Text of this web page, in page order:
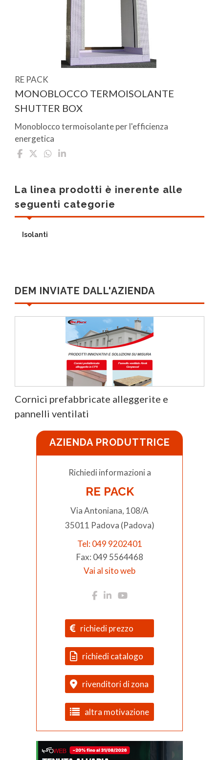
RE PACK
MONOBLOCCO TERMOISOLANTE
SHUTTER BOX
Monoblocco termoisolante per l'efficienza
energetica
La linea prodotti è inerente alle
seguenti categorie
Isolanti
DEM INVIATE DALL'AZIENDA
Cornici prefabbricate alleggerite e
pannelli ventilati
AZIENDA PRODUTTRICE
Richiedi informazioni a
RE PACK
Via Antoniana, 108/A
35011 Padova (Padova)
Tel: 049 9202401
Fax: 049 5564468
Vai al sito web
richiedi prezzo
richiedi catalogo
rivenditori di zona
altra motivazione